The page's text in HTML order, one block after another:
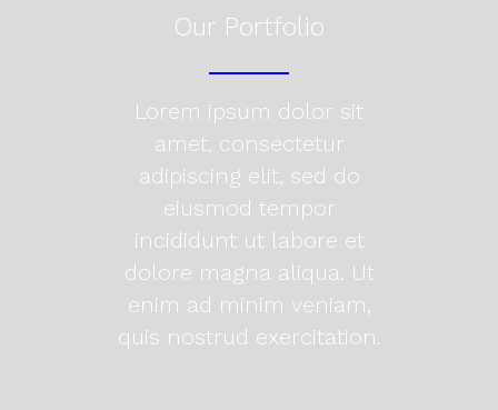
Our Portfolio
Lorem ipsum dolor sit
amet, consectetur
adipiscing elit, sed do
eiusmod tempor
incididunt ut labore et
dolore magna aliqua. Ut
enim ad minim veniam,
quis nostrud exercitation.